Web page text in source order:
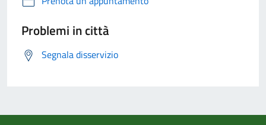
Problemi in città
Segnala disservizio